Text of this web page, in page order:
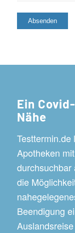
Ein
Nähe
Testtermin.de
Apotheken
durchsuchbar
die
Beendigung